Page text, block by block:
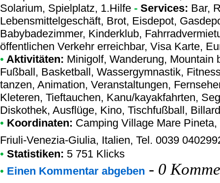
Solarium, Spielplatz, 1.Hilfe - Services: Bar,
Lebensmittelgeschäft, Brot, Eisdepot,
Babybadezimmer, Kinderklub,
öffentlichen Verkehr erreichbar, Visa Karte,
• Aktivitäten: Minigolf, Wanderung, Mountain
Fußball, Basketball, Wassergymnastik,
tanzen, Animation, Veranstaltungen,
Kleteren, Tieftauchen, Kanu/kayakfahrten,
Diskothek, Ausflüge, Kino, Tischfußball,
• Koordinaten: Camping Village Mare Pineta,
Friuli-Venezia-Giulia, Italien, Tel. 0039
• Statistiken: 5 751 Klicks
• Einen Kommentar abgeben - 0